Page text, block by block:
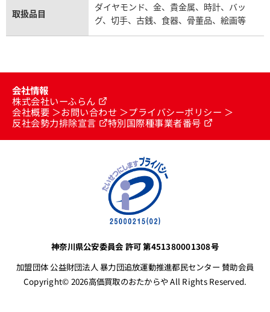
取扱品目
ダイヤモンド、金、貴金属、時計、バッ
グ、切手、古銭、食器、骨董品、絵画等
会社情報
株式会社いーふらん
会社概要
お問い合わせ
プライバシーポリシー
反社会勢力排除宣言
特別国際種事業者番号
神奈川県公安委員会 許可 第451380001308号
加盟団体 公益財団法人 暴力団追放運動推進都民センター 賛助会員
Copyright© 2026高価買取のおたからや All Rights Reserved.